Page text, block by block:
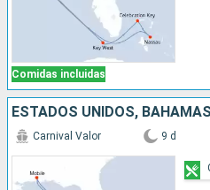
Comidas incluidas
ESTADOS UNIDOS, BAHAMAS
Carnival Valor 9 d